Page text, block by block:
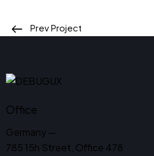
Prev Project
Office
Germany —
785 15h Street, Office 478